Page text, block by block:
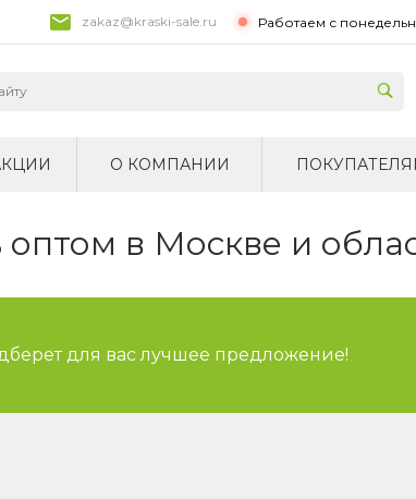
zakaz@kraski-sale.ru Работаем с
О КОМПАНИИ
оптом в Москве и
для вас лучшее предложение!